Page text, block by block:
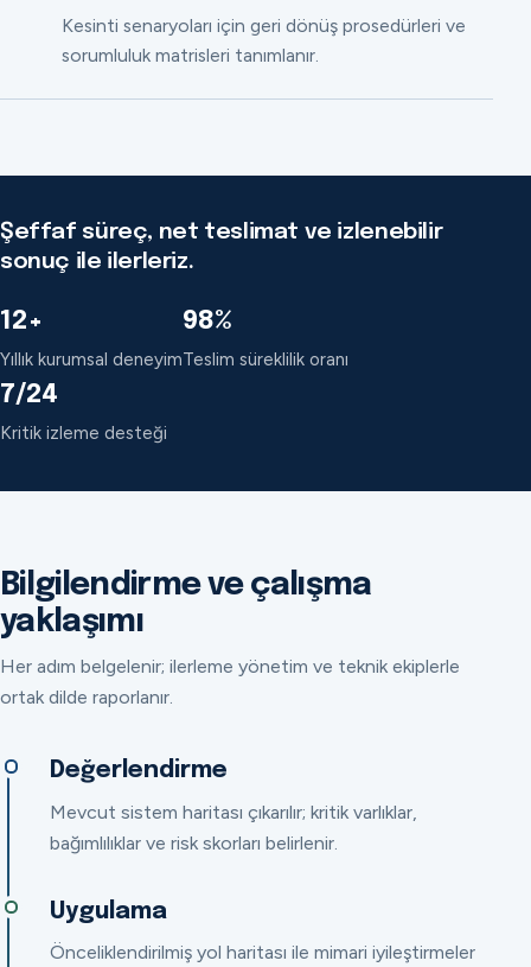
Kesinti senaryoları için geri dönüş prosedürleri ve
sorumluluk matrisleri tanımlanır.
Şeffaf süreç, net teslimat ve izlenebilir
sonuç ile ilerleriz.
12+
Yıllık kurumsal deneyim
98%
Teslim süreklilik oranı
7/24
Kritik izleme desteği
Bilgilendirme ve çalışma
yaklaşımı
Her adım belgelenir; ilerleme yönetim ve teknik ekiplerle
ortak dilde raporlanır.
Değerlendirme
Mevcut sistem haritası çıkarılır; kritik varlıklar,
bağımlılıklar ve risk skorları belirlenir.
Uygulama
Önceliklendirilmiş yol haritası ile mimari iyileştirmeler